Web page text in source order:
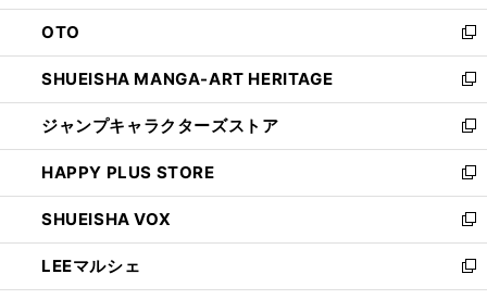
ウ
で
開
く
ン
ド
ウ
で
開
く
OTO
新
し
い
ウ
ィ
ン
ド
ウ
で
開
く
SHUEISHA MANGA-ART HERITAGE
新
し
い
ウ
ィ
ン
ド
ウ
で
開
ジャンプキャラクターズストア
新
し
い
ウ
ィ
ン
ド
ウ
HAPPY PLUS STORE
新
し
い
ウ
ィ
ン
SHUEISHA VOX
新
し
い
ウ
LEEマルシェ
新
し